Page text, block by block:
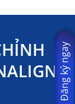
Đăng ký ngay